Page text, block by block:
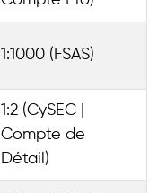
1:1000 (FSAS)
1:2 (CySEC |
Compte de
Détail)